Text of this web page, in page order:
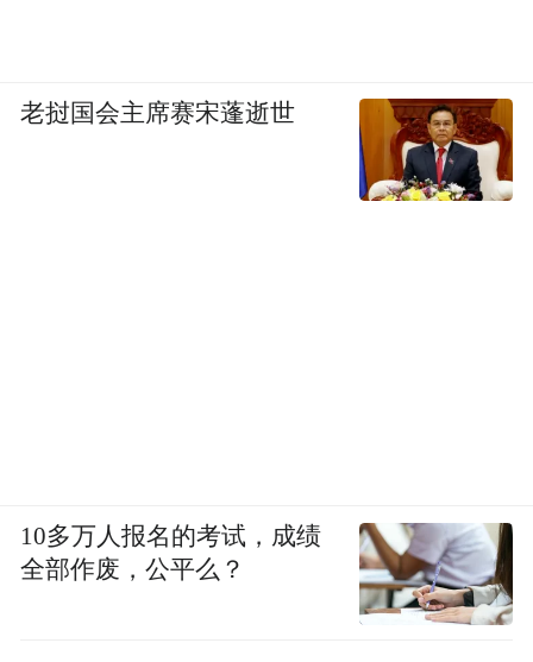
老挝国会主席赛宋蓬逝世
10多万人报名的考试，成绩
全部作废，公平么？